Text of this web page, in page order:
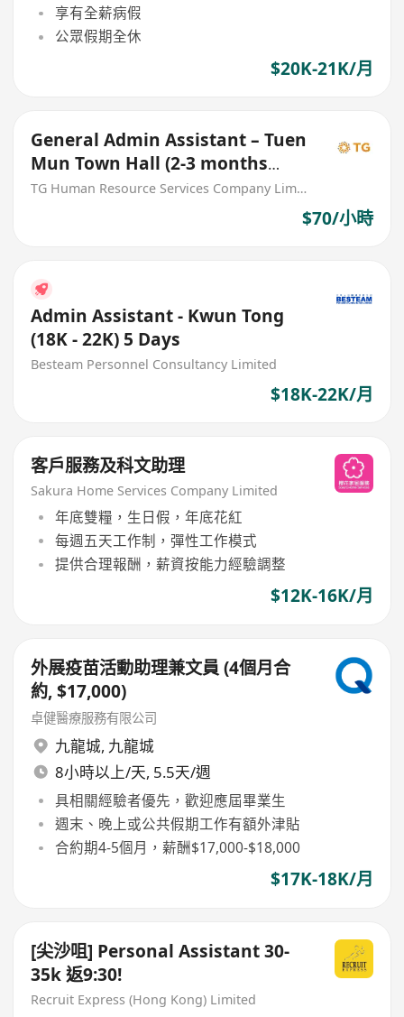
享有全薪病假
公眾假期全休
$20K-21K/月
General Admin Assistant – Tuen
Mun Town Hall (2-3 months
contract)
TG Human Resource Services Company Limited
$70/小時
Admin Assistant - Kwun Tong
(18K - 22K) 5 Days
Besteam Personnel Consultancy Limited
$18K-22K/月
客戶服務及科文助理
Sakura Home Services Company Limited
年底雙糧，生日假，年底花紅
每週五天工作制，彈性工作模式
提供合理報酬，薪資按能力經驗調整
$12K-16K/月
外展疫苗活動助理兼文員 (4個月合
約, $17,000)
卓健醫療服務有限公司
九龍城, 九龍城
8小時以上/天, 5.5天/週
具相關經驗者優先，歡迎應屆畢業生
週末、晚上或公共假期工作有額外津貼
合約期4-5個月，薪酬$17,000-$18,000
$17K-18K/月
[尖沙咀] Personal Assistant 30-
35k 返9:30!
Recruit Express (Hong Kong) Limited